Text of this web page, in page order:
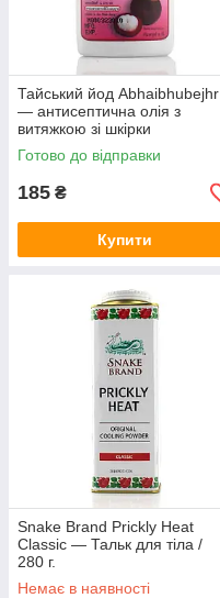
Тайський йод Abhaibhubejhr
— антисептична олія з
витяжкою зі шкірки
мангостину,30 мл.
Готово до відправки
185 ₴
Купити
Snake Brand Prickly Heat
Classic — Тальк для тіла /
280 г.
Немає в наявності